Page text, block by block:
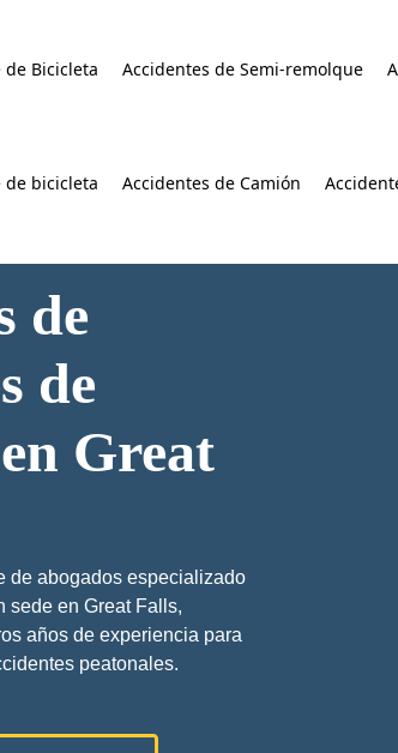
de Bicicleta Accidentes de Semi-remolque
de bicicleta Accidentes de Camión
de
de
Great
de abogados especializado
sede en Great Falls,
años de experiencia para
peatonales.